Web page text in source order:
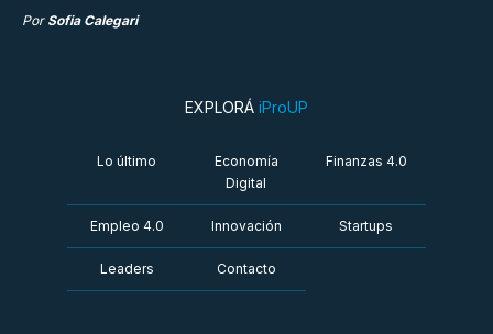
Por Sofia Calegari
EXPLORÁ iProUP
Lo último
Economía
Digital
Finanzas 4.0
Empleo 4.0 Innovación Startups
Leaders Contacto